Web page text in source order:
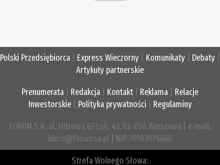
Polski Przedsiębiorca Express Wieczorny Komunikaty Debaty
Artykuły partnerskie
Prenumerata Redakcja Kontakt Reklama
Relacje
Inwestorskie| Polityka prywatności Regulaminy
FORUM S.A. ul. Filtrowa 63 Lok. 43, 02-056 Warszawa | e-mail:
biuro@forumsa.pl | NIP 70103076666
Strefa Wolnego Słowa: